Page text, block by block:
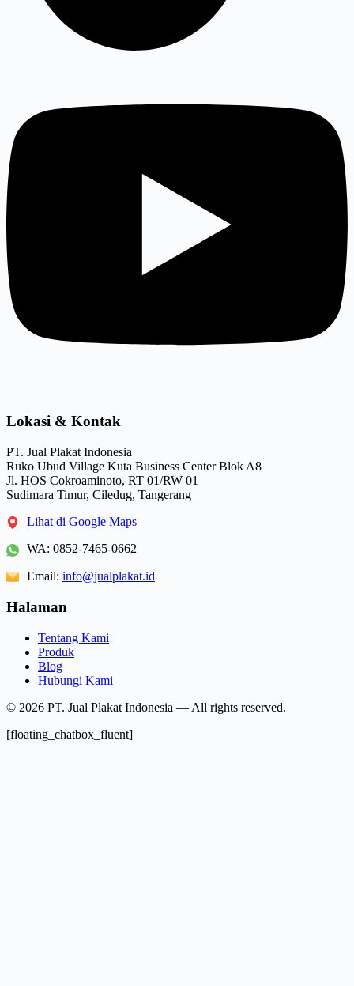
Lokasi & Kontak
PT. Jual Plakat Indonesia
Ruko Ubud Village Kuta Business Center Blok A8
Jl. HOS Cokroaminoto, RT 01/RW 01
Sudimara Timur, Ciledug, Tangerang
Lihat di Google Maps
WA: 0852-7465-0662
Email: info@jualplakat.id
Halaman
Tentang Kami
Produk
Blog
Hubungi Kami
© 2026 PT. Jual Plakat Indonesia — All rights reserved.
[floating_chatbox_fluent]